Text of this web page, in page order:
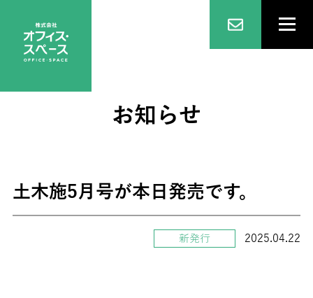
お知らせ
土木施5月号が本日発売です。
新発行 2025.04.22